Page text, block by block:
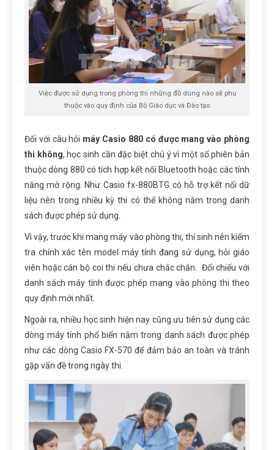
Việc được sử dụng trong phòng thi những đồ dùng nào sẽ phụ
thuộc vào quy định của Bộ Giáo dục và Đào tạo
Đối với câu hỏi máy Casio 880 có được mang vào phòng
thi không, học sinh cần đặc biệt chú ý vì một số phiên bản
thuộc dòng 880 có tích hợp kết nối Bluetooth hoặc các tính
năng mở rộng. Như Casio fx-880BTG có hỗ trợ kết nối dữ
liệu nên trong nhiều kỳ thi có thể không nằm trong danh
sách được phép sử dụng.
Vì vậy, trước khi mang máy vào phòng thi, thí sinh nên kiểm
tra chính xác tên model máy tính đang sử dụng, hỏi giáo
viên hoặc cán bộ coi thi nếu chưa chắc chắn. Đối chiếu với
danh sách máy tính được phép mang vào phòng thi theo
quy định mới nhất.
Ngoài ra, nhiều học sinh hiện nay cũng ưu tiên sử dụng các
dòng máy tính phổ biến nằm trong danh sách được phép
như các dòng Casio FX-570 để đảm bảo an toàn và tránh
gặp vấn đề trong ngày thi.